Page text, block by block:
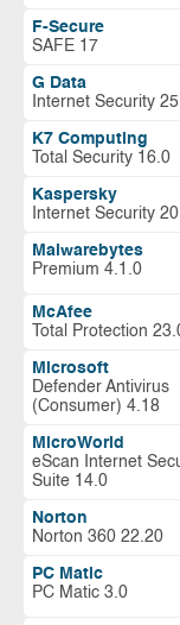
F-Secure
SAFE 17
G Data
Internet Security
K7 Computing
Total Security 16.0
Kaspersky
Internet Security
Malwarebytes
Premium 4.1.0
McAfee
Total Protection
Microsoft
Defender Antivirus
(Consumer) 4.18
MicroWorld
eScan Internet
Suite 14.0
Norton
Norton 360 22.20
PC Matic
PC Matic 3.0